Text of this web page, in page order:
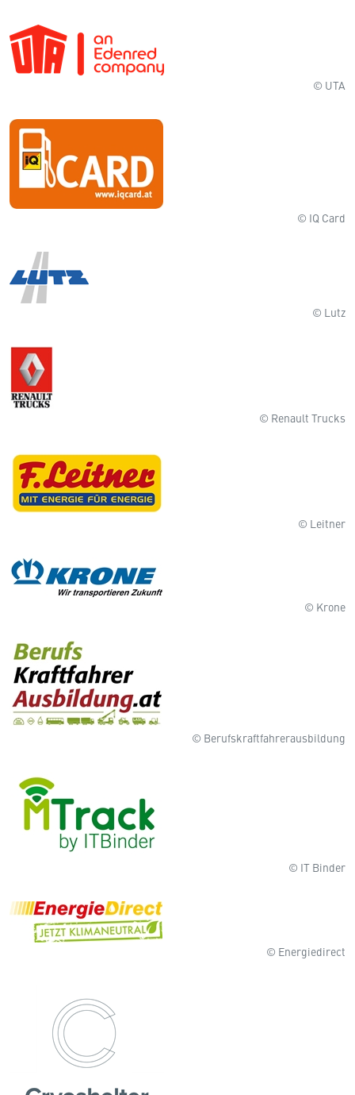
© UTA
© IQ Card
© Lutz
© Renault Trucks
© Leitner
© Krone
© Berufskraftfahrerausbildung
© IT Binder
© Energiedirect